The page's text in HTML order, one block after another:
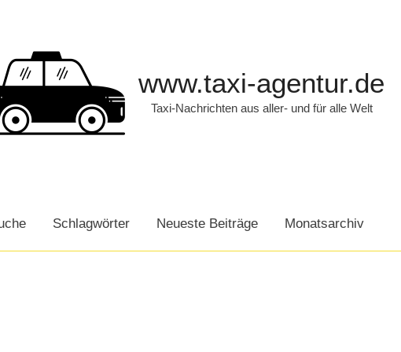
www.taxi-agentur.de
Taxi-Nachrichten aus aller- und für alle Welt
Schlagwörter Neueste Beiträge Monatsarchiv